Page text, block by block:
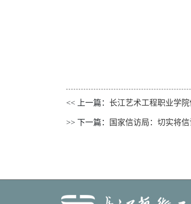
<< 上一篇： 长江艺术工程职业学
>> 下一篇： 国家信访局：切实将